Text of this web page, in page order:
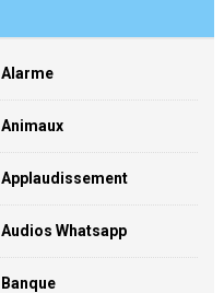
Alarme
Animaux
Applaudissement
Audios Whatsapp
Banque